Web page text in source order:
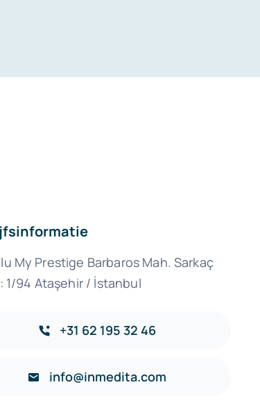
My Prestige Barbaros Mah. Sarkaç
1/94 Ataşehir / İstanbul
+31 62 195 32 46
info@inmedita.com